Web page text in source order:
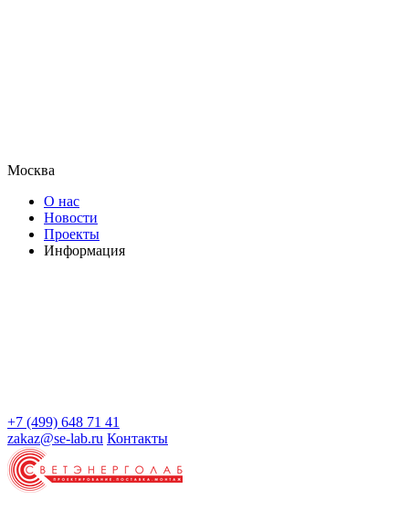
Москва
О нас
Новости
Проекты
Информация
+7 (499) 648 71 41
zakaz@se-lab.ru Контакты